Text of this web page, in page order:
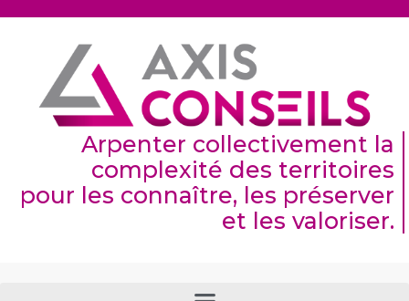
Arpenter collectivement la
complexité des territoires
pour les connaître, les préserver
et les valoriser.